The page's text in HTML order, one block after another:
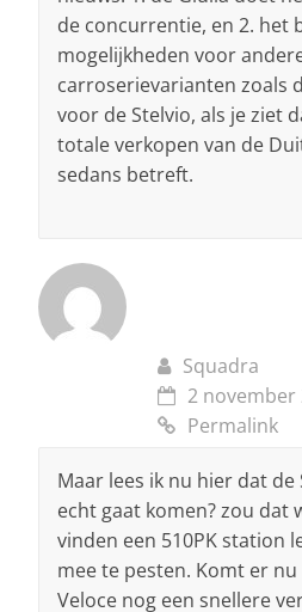
de concurrentie, en 2. het
mogelijkheden voor
carroserievarianten zoals
voor de Stelvio, als je ziet
totale verkopen van de
sedans betreft.
Squadra
2 november
Permalink
Maar lees ik nu hier dat
echt gaat komen? zou dat
vinden een 510PK station
mee te pesten. Komt er nu
Veloce nog een snellere